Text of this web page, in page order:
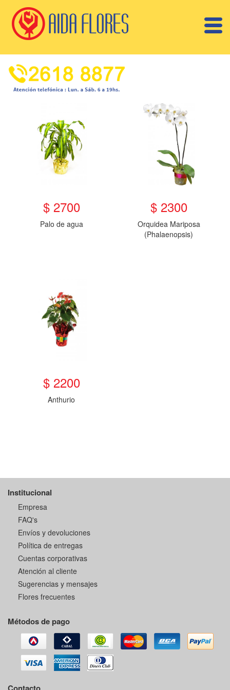
$ 2700
Palo de agua
$ 2300
Orquidea Mariposa
(Phalaenopsis)
$ 2200
Anthurio
Institucional
Empresa
FAQ's
Envíos y devoluciones
Política de entregas
Cuentas corporativas
Atención al cliente
Sugerencias y mensajes
Flores frecuentes
Métodos de pago